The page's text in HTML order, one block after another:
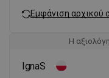
Εμφάνιση αρχικού
Η
IgnaS